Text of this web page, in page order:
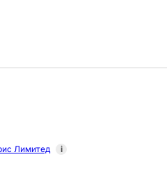
Лимитед
i